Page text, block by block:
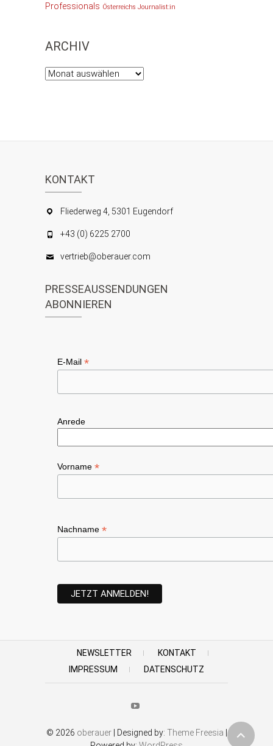
Professionals Österreichs Journalist:in
ARCHIV
Archiv
KONTAKT
Fliederweg 4, 5301 Eugendorf
+43 (0) 6225 2700
vertrieb@oberauer.com
PRESSEAUSSENDUNGEN
ABONNIEREN
E-Mail *
Anrede
Vorname *
Nachname *
NEWSLETTER
KONTAKT
IMPRESSUM
DATENSCHUTZ
Youtube
© 2026 oberauer| Designed by: Theme Freesia